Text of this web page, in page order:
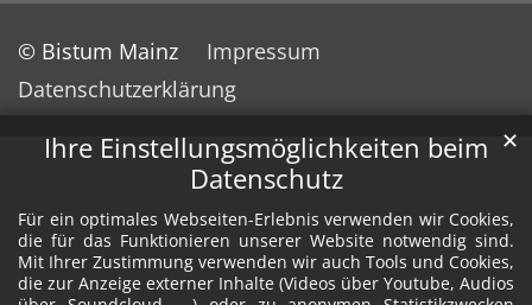
Ihre Einstellungsmöglichkeiten beim
Datenschutz
Für ein optimales Webseiten-Erlebnis verwenden wir Cookies,
die für das Funktionieren unserer Website notwendig sind.
Mit Ihrer Zustimmung verwenden wir auch Tools und Cookies,
die zur Anzeige externer Inhalte (Videos über Youtube, Audios
✕
© Bistum Mainz
Impressum
Datenschutzerklärung